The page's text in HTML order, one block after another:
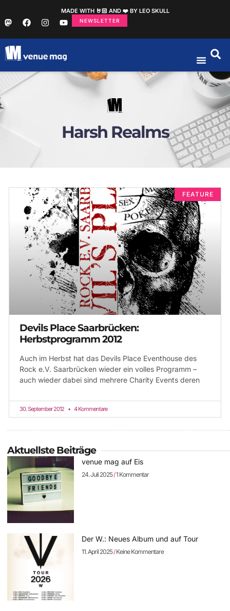
MADE WITH 🤘🏻 AND ❤️ BY LEO SKULL
NEWSLETTER
Harsh Realms
FEATURE
Devils Place Saarbrücken:
Herbstprogramm 2012
Auch im Herbst hat das Devils Place Eventhouse des
Rock e.V. Saarbrücken wieder ein volles Programm –
auch wieder dabei sind mehrere Charity Events deren
30. September 2012 4 Kommentare
Aktuellste Beiträge
venue mag auf Eis
24. Juli 2025 1 Kommentar
Der W.: Neues Album und auf Tour
11. April 2025 Keine Kommentare